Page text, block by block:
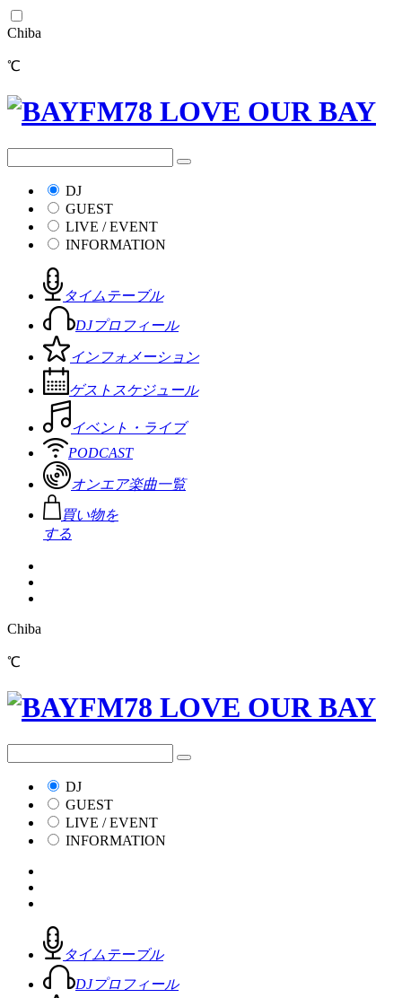
Chiba
℃
DJ
GUEST
LIVE / EVENT
INFORMATION
タイムテーブル
DJプロフィール
インフォメーション
ゲストスケジュール
イベント・ライブ
PODCAST
オンエア楽曲一覧
買い物を
する
Chiba
℃
DJ
GUEST
LIVE / EVENT
INFORMATION
タイムテーブル
DJプロフィール